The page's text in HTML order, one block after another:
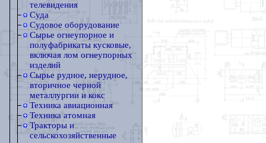
телевидения
Суда
Судовое оборудование
Сырье огнеупорное и
полуфабрикаты кусковые,
включая лом огнеупорных
изделий
Сырье рудное, нерудное,
вторичное черной
металлургии и кокс
Техника авиационная
Техника атомная
Тракторы и
сельскохозяйственные